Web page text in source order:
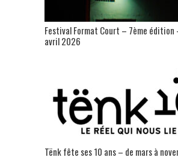
Festival Format Court – 7ème édition
avril 2026
Tënk fête ses 10 ans – de mars à